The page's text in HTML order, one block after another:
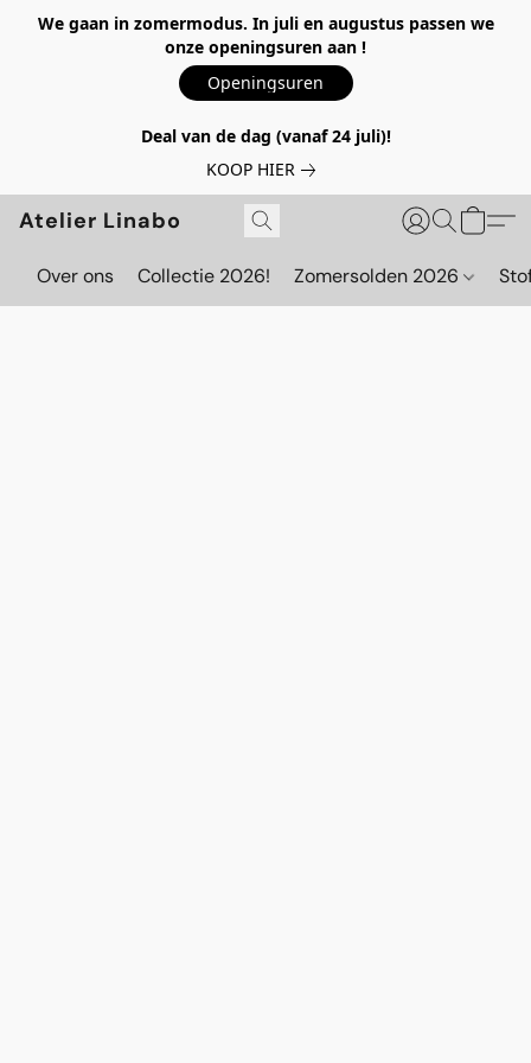
We gaan in zomermodus. In juli en augustus passen we
onze openingsuren aan !
Openingsuren
Deal van de dag (vanaf 24 juli)!
KOOP HIER
Atelier Linabo
Over ons Collectie 2026! Zomersolden 2026